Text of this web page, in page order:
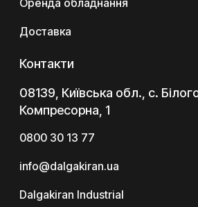
Оренда обладнання
Доставка
Контакти
08139, Київська обл., с.
Компресорна, 1
0800 30 13 77
info@dalgakiran.ua
Dalgakiran Industrial